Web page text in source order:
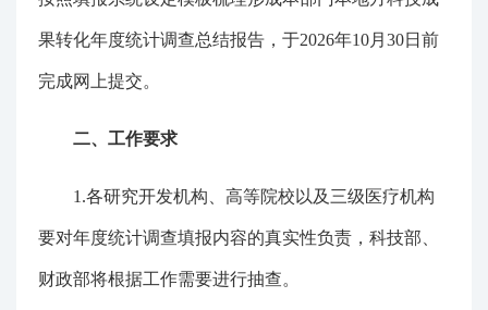
果转化年度统计调查总结报告，于2026年10月30日前
完成网上提交。
二、工作要求
1.各研究开发机构、高等院校以及三级医疗机构
要对年度统计调查填报内容的真实性负责，科技部、
财政部将根据工作需要进行抽查。